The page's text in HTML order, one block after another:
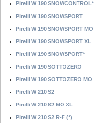
Pirelli W 190 SNOWCONTROL*
Pirelli W 190 SNOWSPORT
Pirelli W 190 SNOWSPORT MO
Pirelli W 190 SNOWSPORT XL
Pirelli W 190 SNOWSPORT*
Pirelli W 190 SOTTOZERO
Pirelli W 190 SOTTOZERO MO
Pirelli W 210 S2
Pirelli W 210 S2 MO XL
Pirelli W 210 S2 R-F (*)